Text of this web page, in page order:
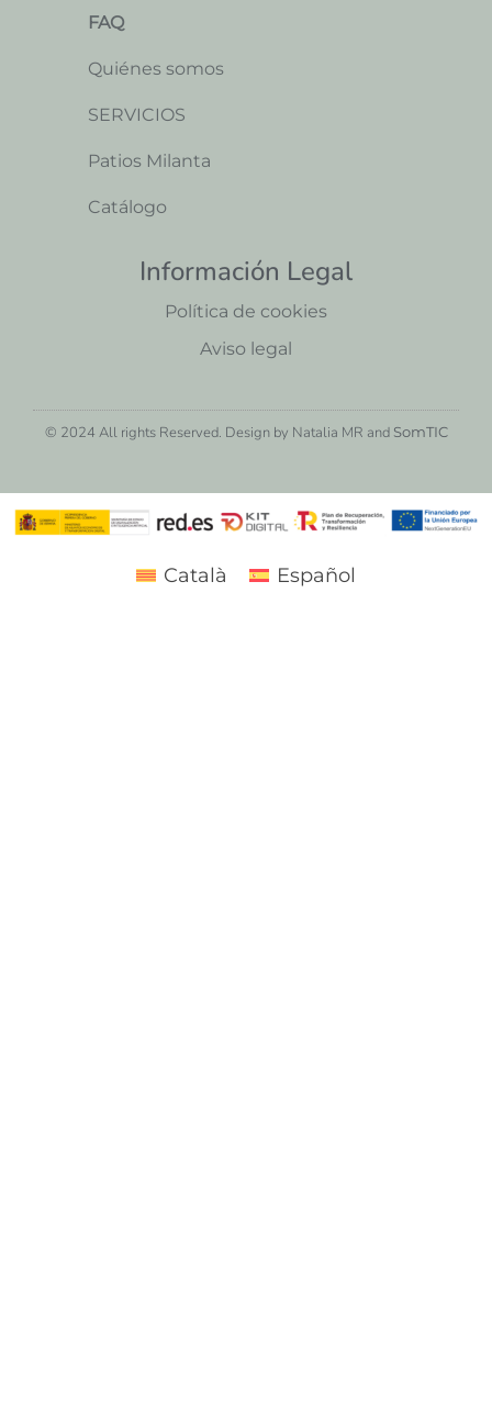
FAQ
Quiénes somos
SERVICIOS
Patios Milanta
Catálogo
Información Legal
Política de cookies
Aviso legal
© 2024 All rights Reserved. Design by Natalia MR and SomTIC
Català Español